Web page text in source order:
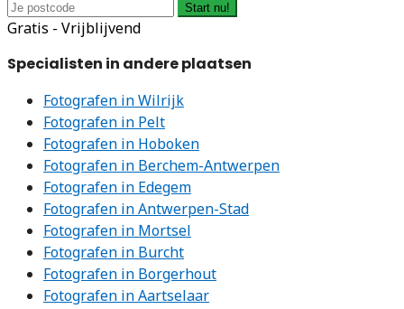
Start nu!
Gratis - Vrijblijvend
Specialisten in andere plaatsen
Fotografen in Wilrijk
Fotografen in Pelt
Fotografen in Hoboken
Fotografen in Berchem-Antwerpen
Fotografen in Edegem
Fotografen in Antwerpen-Stad
Fotografen in Mortsel
Fotografen in Burcht
Fotografen in Borgerhout
Fotografen in Aartselaar